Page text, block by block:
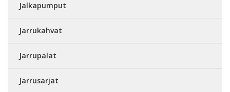
Jalkapumput
Jarrukahvat
Jarrupalat
Jarrusarjat